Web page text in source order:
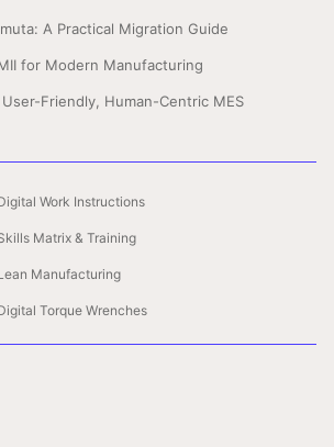
A Practical Migration Guide
for Modern Manufacturing
Friendly, Human-Centric MES
Work Instructions
Matrix & Training
Manufacturing
Torque Wrenches